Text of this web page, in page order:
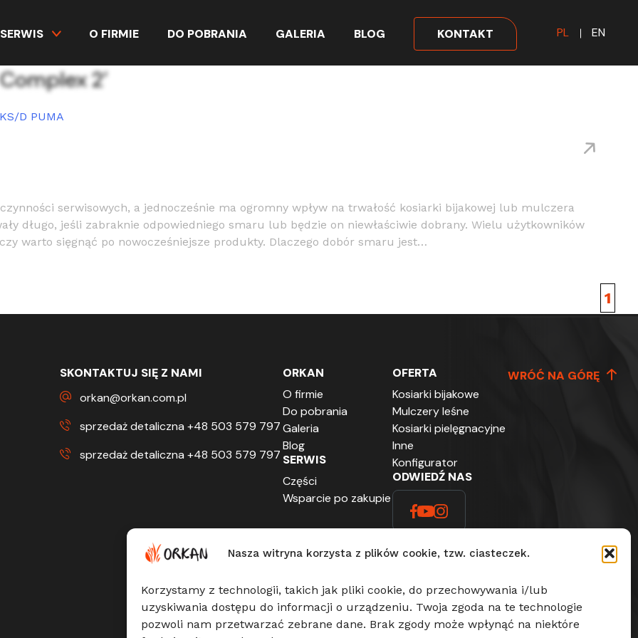
Nasza witryna korzysta z plików cookie, tzw. ciasteczek.
Korzystamy z technologii, takich jak pliki cookie, do przechowywania i/lub
uzyskiwania dostępu do informacji o urządzeniu. Twoja zgoda na te technologie
pozwoli nam przetwarzać zebrane dane. Brak zgody może wpłynąć na niektóre
SERWIS O FIRMIE DO POBRANIA GALERIA BLOG KONTAKT PL EN
2’
serwisowych, a jednocześnie ma ogromny wpływ na trwałość kosiarki bijakowej lub mulczera
długo, jeśli zabraknie odpowiedniego smaru lub będzie on niewłaściwie dobrany. Wielu użytkowników
warto sięgnąć po nowocześniejsze produkty. Dlaczego dobór smaru jest…
1
SKONTAKTUJ SIĘ Z NAMI
orkan@orkan.com.pl
sprzedaż detaliczna +48 503 579 797
sprzedaż detaliczna +48 503 579 797
ORKAN
O firmie
Do pobrania
Galeria
Blog
SERWIS
Części
Wsparcie po zakupie
OFERTA
Kosiarki bijakowe
Mulczery leśne
Kosiarki pielęgnacyjne
Inne
Konfigurator
ODWIEDŹ NAS
WRÓĆ NA GÓRĘ